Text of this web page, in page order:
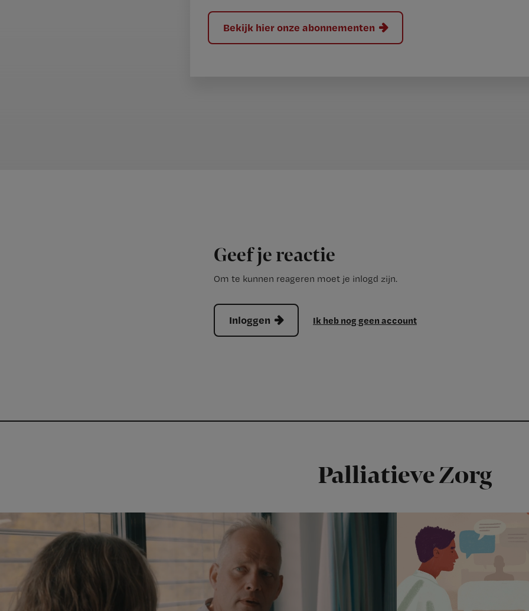
?
Bekijk hier onze abonnementen
Geef je reactie
Om te kunnen reageren moet je inlogd zijn.
Inloggen Ik heb nog geen account
Palliatieve Zorg